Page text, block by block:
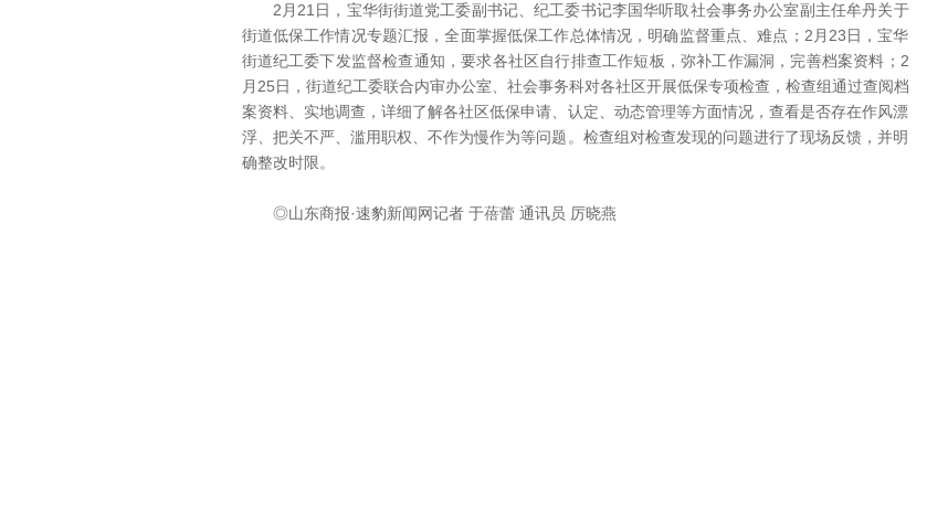
2月21日，宝华街街道党工委副书记、纪工委书记李国华听取社会事务办公室副主任牟丹关于
街道低保工作情况专题汇报，全面掌握低保工作总体情况，明确监督重点、难点；2月23日，宝华
街道纪工委下发监督检查通知，要求各社区自行排查工作短板，弥补工作漏洞，完善档案资料；2
月25日，街道纪工委联合内审办公室、社会事务科对各社区开展低保专项检查，检查组通过查阅档
案资料、实地调查，详细了解各社区低保申请、认定、动态管理等方面情况，查看是否存在作风漂
浮、把关不严、滥用职权、不作为慢作为等问题。检查组对检查发现的问题进行了现场反馈，并明
确整改时限。
◎山东商报·速豹新闻网记者 于蓓蕾 通讯员 厉晓燕